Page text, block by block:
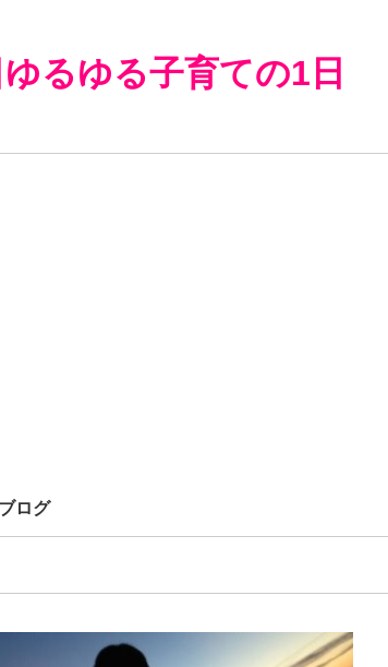
るゆる子育ての1日
ログ